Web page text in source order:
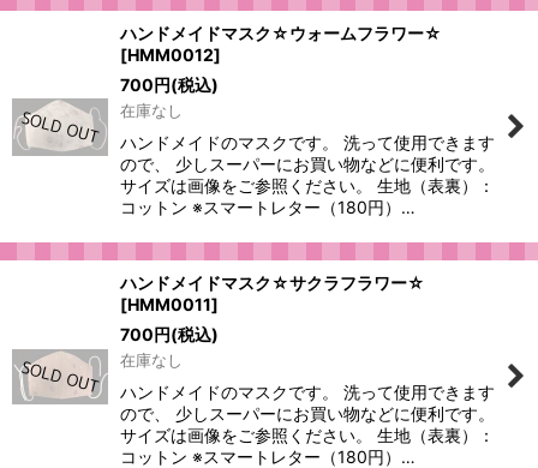
ハンドメイドマスク☆ウォームフラワー☆
[HMM0012]
700円(税込)
在庫なし
ハンドメイドのマスクです。 洗って使用できます
ので、 少しスーパーにお買い物などに便利です。
サイズは画像をご参照ください。 生地（表裏）：
コットン ※スマートレター（180円）…
ハンドメイドマスク☆サクラフラワー☆
[HMM0011]
700円(税込)
在庫なし
ハンドメイドのマスクです。 洗って使用できます
ので、 少しスーパーにお買い物などに便利です。
サイズは画像をご参照ください。 生地（表裏）：
コットン ※スマートレター（180円）…